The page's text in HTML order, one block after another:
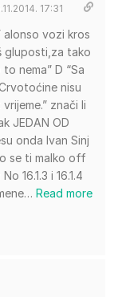
17:31
alonso vozi kros
gluposti,za tako
nema” D “Sa
nisu
znači li
JEDAN OD
onda Ivan Sinj
se ti malko off
16.1.3 i 16.1.4
… Read more